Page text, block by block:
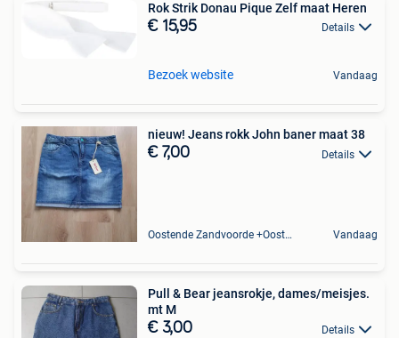
Rok Strik Donau Pique Zelf maat Heren
€ 15,95 Details
Bezoek website Vandaag
nieuw! Jeans rokk John baner maat 38
€ 7,00 Details
Oostende Zandvoorde +Oostende Vandaag
Pull & Bear jeansrokje, dames/meisjes.
mt M
€ 3,00 Details